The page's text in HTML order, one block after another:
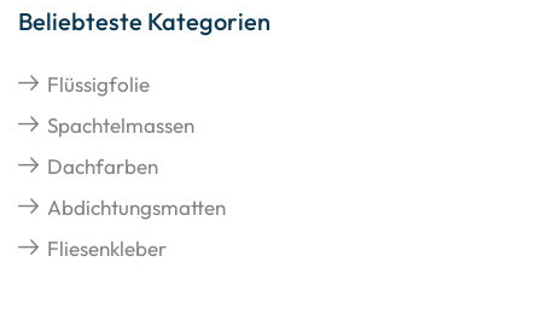
Beliebteste Kategorien
Flüssigfolie
Spachtelmassen
Dachfarben
Abdichtungsmatten
Fliesenkleber